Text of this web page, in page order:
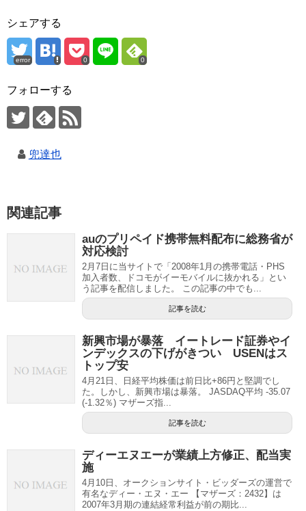
シェアする
error 0 0
フォローする
兜達也
関連記事
auのプリペイド携帯無料配布に総務省が
対応検討
2月7日に当サイトで「2008年1月の携帯電話・PHS
加入者数、ドコモがイーモバイルに抜かれる」とい
う記事を配信しました。 この記事の中でも...
記事を読む
新興市場が暴落 イートレード証券やイ
ンデックスの下げがきつい USENはス
トップ安
4月21日、日経平均株価は前日比+86円と堅調でし
た。しかし、新興市場は暴落。 JASDAQ平均 -35.07
(-1.32％) マザーズ指...
記事を読む
ディーエヌエーが業績上方修正、配当実
施
4月10日、オークションサイト・ビッダーズの運営で
有名なディー・エヌ・エー 【マザーズ：2432】は
2007年3月期の連結経常利益が前の期比...